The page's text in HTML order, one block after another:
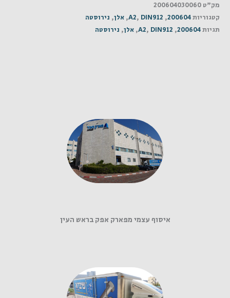
מק"ט 200604030060
קטגוריות200604
,
A2, DIN912
, אלן, נירוסטה
תגיות200604
,
A2, DIN912
, אלן, נירוסטה
איסוף עצמי מפארק אפק בראש העין